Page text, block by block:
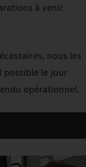
à venir.
nous les
possible le jour
opérationnel.